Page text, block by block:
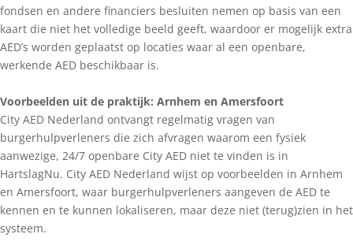
fondsen en andere financiers besluiten nemen op basis van een
kaart die niet het volledige beeld geeft, waardoor er mogelijk extra
AED’s worden geplaatst op locaties waar al een openbare,
werkende AED beschikbaar is.
Voorbeelden uit de praktijk: Arnhem en Amersfoort
City AED Nederland ontvangt regelmatig vragen van
burgerhulpverleners die zich afvragen waarom een fysiek
aanwezige, 24/7 openbare City AED niet te vinden is in
HartslagNu. City AED Nederland wijst op voorbeelden in Arnhem
en Amersfoort, waar burgerhulpverleners aangeven de AED te
kennen en te kunnen lokaliseren, maar deze niet (terug)zien in het
systeem.